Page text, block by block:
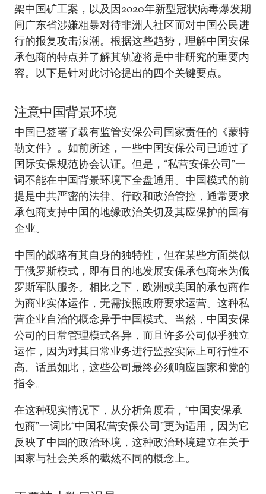
架中国矿工案，以及因2020年新型冠状病毒爆发期
间广东省涉嫌粗暴对待非洲人社区而对中国公民进
行的报复攻击浪潮。根据这些趋势，理解中国安保
承包商的特点并了解其轨迹将是中非研究的重要内
容。以下是针对此讨论提出的四个关键要点。
注意中国背景环境
中国已签署了载有监管安保公司国家责任的《蒙特
勒文件》。如前所述，一些中国安保公司已通过了
国际安保规范协会认证。但是，“私营安保公司”一
词不能在中国背景环境下全盘通用。中国模式的前
提是中共严密的法律、行政和政治管控，通常要求
承包商支持中国的地缘政治关切及其应保护的国有
企业。
中国的战略有其自身的独特性，但在某些方面类似
于俄罗斯模式，即有目的地发展安保承包商来为俄
罗斯军队服务。相比之下，欧洲或美国的承包商作
为商业实体运作，无需按照政府要求运营。这种私
营企业自治的概念异于中国模式。当然，中国安保
公司的日常管理模式各异，而且许多公司似乎独立
运作，因为对其日常业务进行监控实际上可行性不
高。话虽如此，这些公司最终必须响应国家和党的
指令。
在这种现实情况下，从分析角度看，“中国安保承
包商”一词比“中国私营安保公司”更为适用，因为它
反映了中国的政治环境，这种政治环境建立在关于
国家与社会关系的截然不同的概念上。